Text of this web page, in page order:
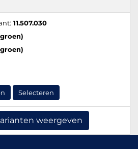
11.507.030
Selecteren
weergeven